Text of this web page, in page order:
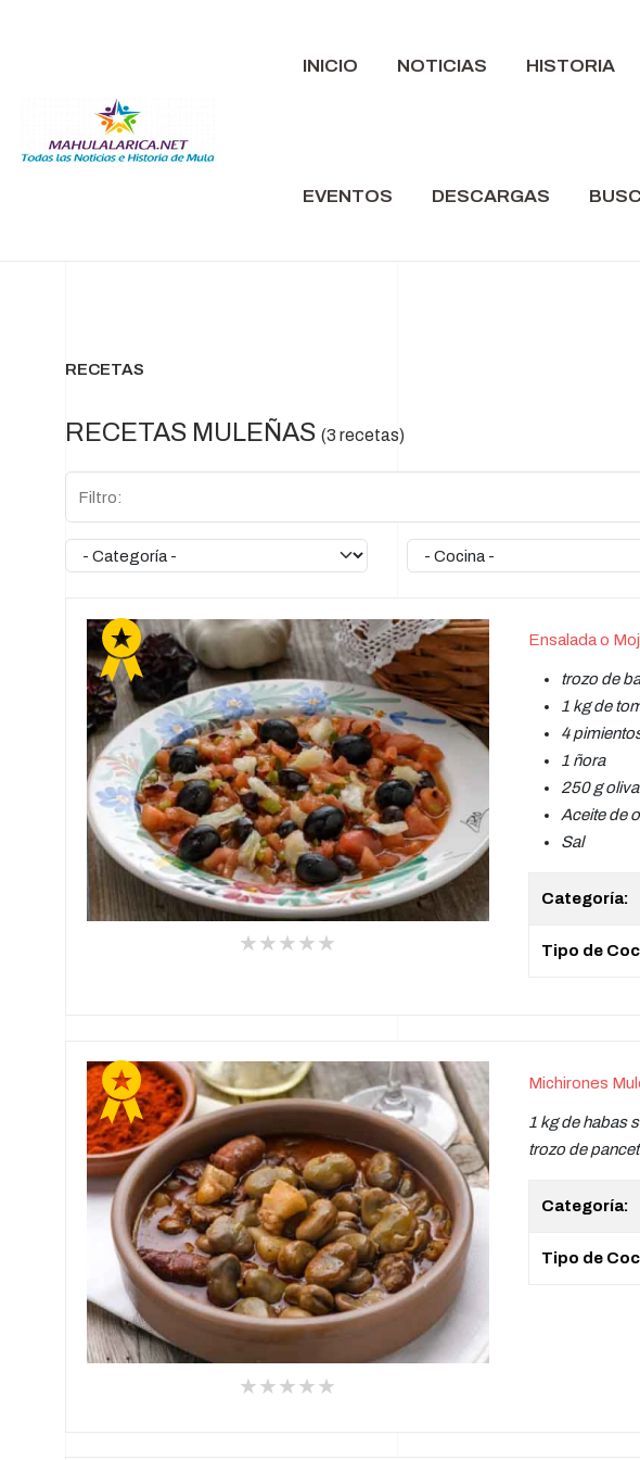
INICIO NOTICIAS HISTORIA
EVENTOS DESCARGAS
RECETAS
RECETAS MULEÑAS (3 recetas)
Ensalada o
trozo de
1 kg de
4
1 ñora
250 g
Aceite de
Sal
Categoría:
Tipo de
Michirones
1 kg de habas
trozo de
Categoría:
Tipo de